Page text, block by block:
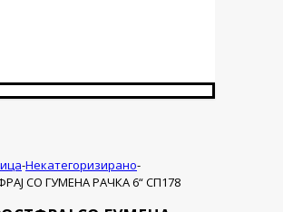
-Некатегоризирано-
СО ГУМЕНА РАЧКА 6“ СП178